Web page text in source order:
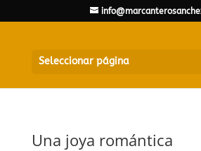
Seleccionar página
Una joya romántica